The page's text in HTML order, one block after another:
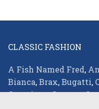
CLASSIC FASHION
A Fish Named Fred,
Bianca,Brax,Bugatti,
Campione,Comma,